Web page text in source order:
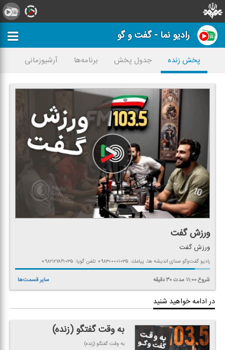
رادیو نما - گفت و گو
پخش زنده جدول پخش برنامه‌ها آرشیوزمانی
ورزش گفت
ورزش گفت
رادیو گفت‌وگو صدای اندیشه ها، پیامك: ۹۸۳۰۰۰۰۱۰۳۵+ تلفن گویا: ۹۸۲۱۲۷۸۶۱۰۳۵+
شروع۱۱:۰۰ مدت۳۰دقیقه سایر قسمت‌ها
در ادامه خواهید شنید
به وقت گفتگو (زنده)
به وقت گفتگو (زنده)